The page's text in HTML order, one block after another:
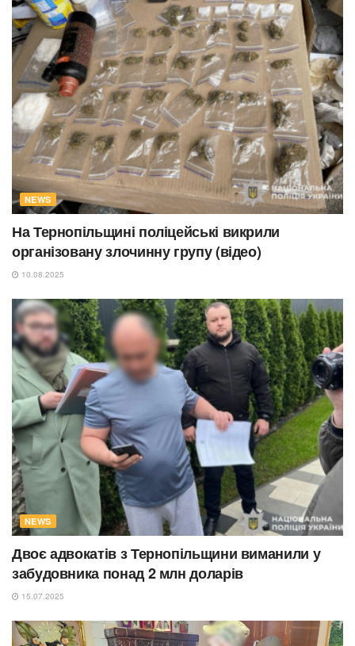
NEWS
На Тернопільщині поліцейські викрили
організовану злочинну групу (відео)
10.08.2025
NEWS
Двоє адвокатів з Тернопільщини виманили у
забудовника понад 2 млн доларів
15.07.2025